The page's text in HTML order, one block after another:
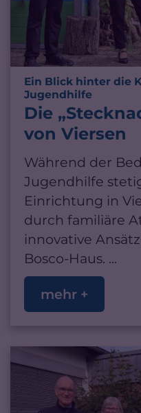
Ein Blick hinter die
Jugendhilfe
Die
von Viersen
Während der
Jugendhilfe
Einrichtung in
durch familiäre
innovative
Bosco-Haus. ...
mehr +